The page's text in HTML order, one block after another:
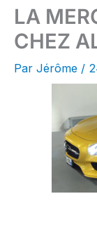
LA
CHEZ
Par Jérôme /